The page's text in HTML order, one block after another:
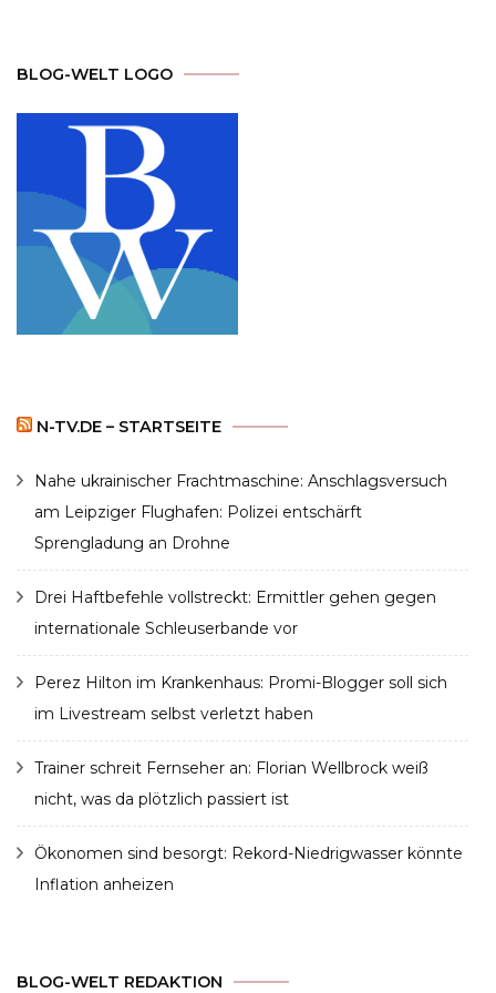
BLOG-WELT LOGO
N-TV.DE – STARTSEITE
Nahe ukrainischer Frachtmaschine: Anschlagsversuch
am Leipziger Flughafen: Polizei entschärft
Sprengladung an Drohne
Drei Haftbefehle vollstreckt: Ermittler gehen gegen
internationale Schleuserbande vor
Perez Hilton im Krankenhaus: Promi-Blogger soll sich
im Livestream selbst verletzt haben
Trainer schreit Fernseher an: Florian Wellbrock weiß
nicht, was da plötzlich passiert ist
Ökonomen sind besorgt: Rekord-Niedrigwasser könnte
Inflation anheizen
BLOG-WELT REDAKTION